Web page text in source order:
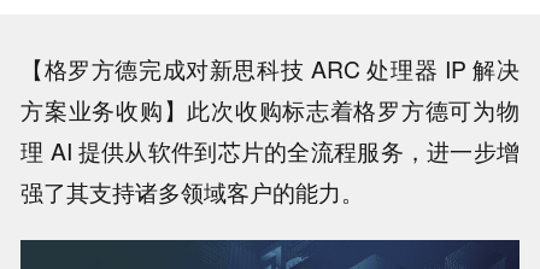
【格罗方德完成对新思科技 ARC 处理器 IP 解决
方案业务收购】此次收购标志着格罗方德可为物
理 AI 提供从软件到芯片的全流程服务，进一步增
强了其支持诸多领域客户的能力。